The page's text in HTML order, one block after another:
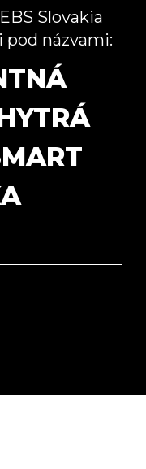
Slovakia
pod názvami: